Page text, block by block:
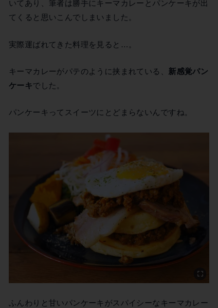
いてあり、筆者は勝手にキーマカレーとパンケーキが出
てくると思いこんでしまいました。
実際運ばれてきた料理を見ると…。
キーマカレーがパテのように挟まれている、 新感覚パン
ケーキでした。
パンケーキってスイーツにとどまらないんですね。
ふんわりと甘いパンケーキがスパイシーなキーマカレー